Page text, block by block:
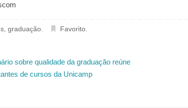
,graduação Favorito
sobre qualidade da graduação reúne
de cursos da Unicamp